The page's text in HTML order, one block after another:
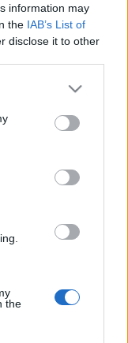
information may
the IAB’s List of
disclose it to other
or more Google
You may click to
party tags to
in below Google
the
Gusztávnak...
gondolatébresztő
Imre...